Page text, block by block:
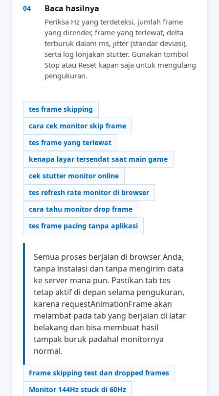
04 Baca hasilnya
Periksa Hz yang terdeteksi, jumlah frame
yang dirender, frame yang terlewat, delta
terburuk dalam ms, jitter (standar deviasi),
serta log lonjakan stutter. Gunakan tombol
Stop atau Reset kapan saja untuk mengulang
pengukuran.
tes frame skipping
cara cek monitor skip frame
tes frame yang terlewat
kenapa layar tersendat saat main game
cek stutter monitor online
tes refresh rate monitor di browser
cara tahu monitor drop frame
tes frame pacing tanpa aplikasi
Semua proses berjalan di browser Anda,
tanpa instalasi dan tanpa mengirim data
ke server mana pun. Pastikan tab tes
tetap aktif di depan selama pengukuran,
karena requestAnimationFrame akan
melambat pada tab yang berjalan di latar
belakang dan bisa membuat hasil
tampak buruk padahal monitornya
normal.
Frame skipping test dan dropped frames
Monitor 144Hz stuck di 60Hz